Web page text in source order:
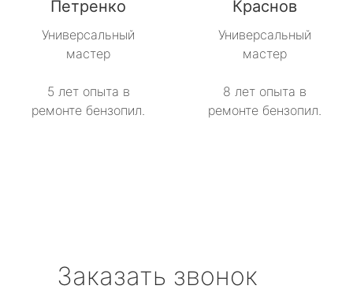
Петренко
Универсальный
мастер
5 лет опыта в
ремонте бензопил.
Краснов
Универсальный
мастер
8 лет опыта в
ремонте бензопил.
Заказать звонок